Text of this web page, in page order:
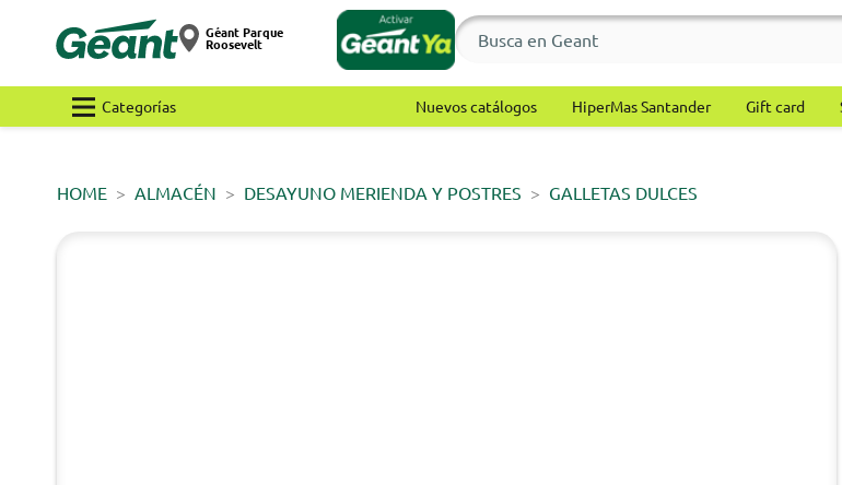
Géant Parque
Roosevelt
Categorías Nuevos catálogos HiperMas Santander Gift card
HOME ALMACÉN DESAYUNO MERIENDA Y POSTRES GALLETAS DULCES